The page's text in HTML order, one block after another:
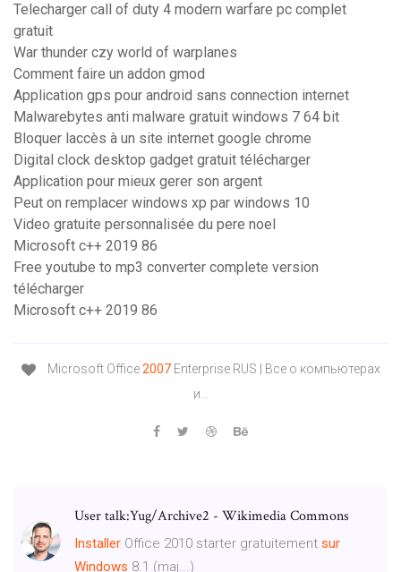
Telecharger call of duty 4 modern warfare pc complet
gratuit
War thunder czy world of warplanes
Comment faire un addon gmod
Application gps pour android sans connection internet
Malwarebytes anti malware gratuit windows 7 64 bit
Bloquer laccès à un site internet google chrome
Digital clock desktop gadget gratuit télécharger
Application pour mieux gerer son argent
Peut on remplacer windows xp par windows 10
Video gratuite personnalisée du pere noel
Microsoft c++ 2019 86
Free youtube to mp3 converter complete version
télécharger
Microsoft c++ 2019 86
Microsoft Office2007Enterprise RUS | Все о компьютерах
и…
User talk:Yug/Archive2 - Wikimedia Commons
Installer Office 2010 starter gratuitement sur
Windows 8.1 (maj...)